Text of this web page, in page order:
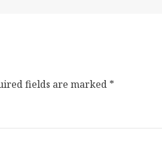
fields are marked *